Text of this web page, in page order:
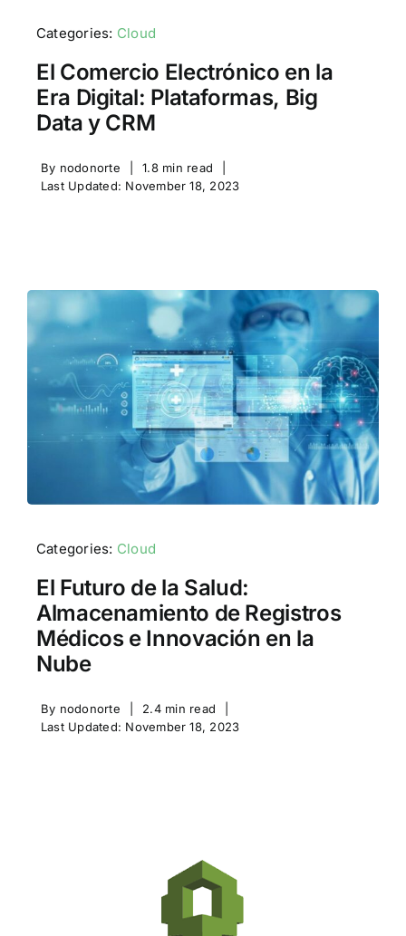
Categories: Cloud
El Comercio Electrónico en la
Era Digital: Plataformas, Big
Data y CRM
By nodonorte 1.8 min read
Last Updated: November 18, 2023
Categories: Cloud
El Futuro de la Salud:
Almacenamiento de Registros
Médicos e Innovación en la
Nube
By nodonorte 2.4 min read
Last Updated: November 18, 2023